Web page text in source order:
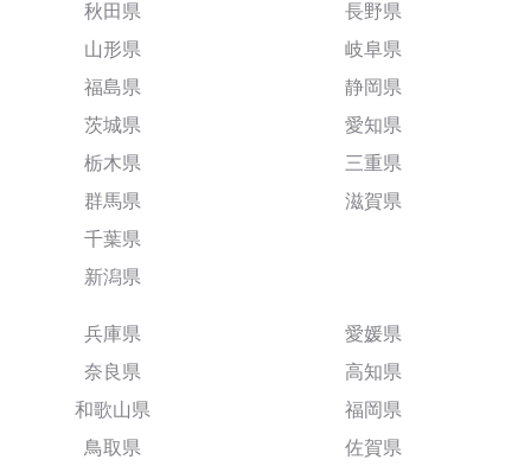
秋田県
山形県
福島県
茨城県
栃木県
群馬県
千葉県
新潟県
長野県
岐阜県
静岡県
愛知県
三重県
滋賀県
兵庫県
奈良県
和歌山県
鳥取県
愛媛県
高知県
福岡県
佐賀県